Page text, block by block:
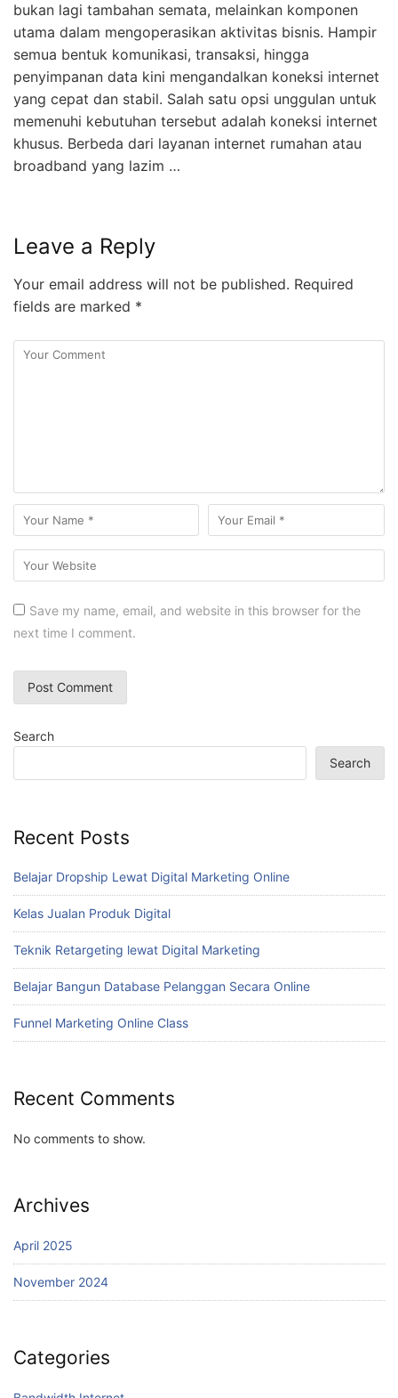
bukan lagi tambahan semata, melainkan komponen
utama dalam mengoperasikan aktivitas bisnis. Hampir
semua bentuk komunikasi, transaksi, hingga
penyimpanan data kini mengandalkan koneksi internet
yang cepat dan stabil. Salah satu opsi unggulan untuk
memenuhi kebutuhan tersebut adalah koneksi internet
khusus. Berbeda dari layanan internet rumahan atau
broadband yang lazim …
Leave a Reply
Your email address will not be published. Required
fields are marked *
Save my name, email, and website in this browser for the
next time I comment.
Search
Search
Recent Posts
Belajar Dropship Lewat Digital Marketing Online
Kelas Jualan Produk Digital
Teknik Retargeting lewat Digital Marketing
Belajar Bangun Database Pelanggan Secara Online
Funnel Marketing Online Class
Recent Comments
No comments to show.
Archives
April 2025
November 2024
Categories